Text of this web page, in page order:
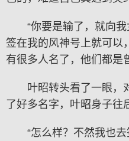
“你要是输了，就向
签在我的风神号上就可以
有很多人名了，他们都是
叶昭转头看了一眼，
了好多名字，叶昭身子往
“怎么样？不然我也去